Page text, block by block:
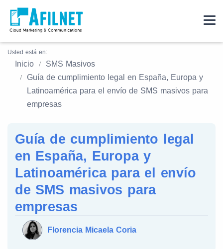
Usted está en:
Inicio
SMS Masivos
Guía de cumplimiento legal en España, Europa y
Latinoamérica para el envío de SMS masivos para
empresas
Guía de cumplimiento legal
en España, Europa y
Latinoamérica para el envío
de SMS masivos para
empresas
Florencia Micaela Coria